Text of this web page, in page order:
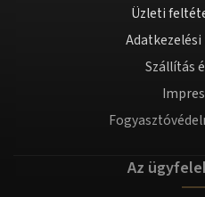
Üzleti
Szállítás
Az